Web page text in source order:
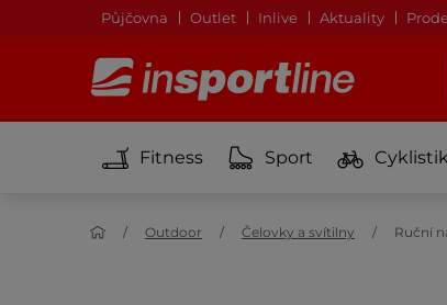
Půjčovna Outlet Inlive Aktuality
Fitness Sport
Outdoor Čelovky a svítilny Ruční